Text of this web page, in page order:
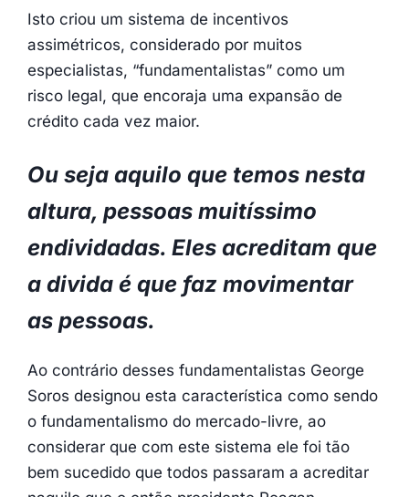
Isto criou um sistema de incentivos
assimétricos, considerado por muitos
especialistas, “fundamentalistas” como um
risco legal, que encoraja uma expansão de
crédito cada vez maior.
Ou seja aquilo que temos nesta
altura, pessoas muitíssimo
endividadas. Eles acreditam que
a divida é que faz movimentar
as pessoas.
Ao contrário desses fundamentalistas George
Soros designou esta característica como sendo
o fundamentalismo do mercado-livre, ao
considerar que com este sistema ele foi tão
bem sucedido que todos passaram a acreditar